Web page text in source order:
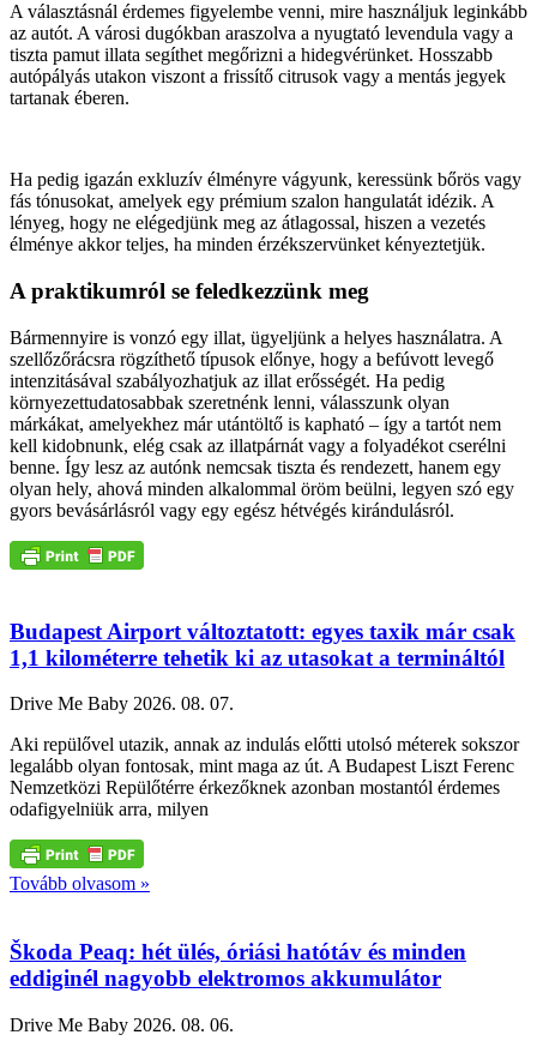
A választásnál érdemes figyelembe venni, mire használjuk leginkább
az autót. A városi dugókban araszolva a nyugtató levendula vagy a
tiszta pamut illata segíthet megőrizni a hidegvérünket. Hosszabb
autópályás utakon viszont a frissítő citrusok vagy a mentás jegyek
tartanak éberen.
Ha pedig igazán exkluzív élményre vágyunk, keressünk bőrös vagy
fás tónusokat, amelyek egy prémium szalon hangulatát idézik. A
lényeg, hogy ne elégedjünk meg az átlagossal, hiszen a vezetés
élménye akkor teljes, ha minden érzékszervünket kényeztetjük.
A praktikumról se feledkezzünk meg
Bármennyire is vonzó egy illat, ügyeljünk a helyes használatra. A
szellőzőrácsra rögzíthető típusok előnye, hogy a befúvott levegő
intenzitásával szabályozhatjuk az illat erősségét. Ha pedig
környezettudatosabbak szeretnénk lenni, válasszunk olyan
márkákat, amelyekhez már utántöltő is kapható – így a tartót nem
kell kidobnunk, elég csak az illatpárnát vagy a folyadékot cserélni
benne. Így lesz az autónk nemcsak tiszta és rendezett, hanem egy
olyan hely, ahová minden alkalommal öröm beülni, legyen szó egy
gyors bevásárlásról vagy egy egész hétvégés kirándulásról.
Budapest Airport változtatott: egyes taxik már csak
1,1 kilométerre tehetik ki az utasokat a termináltól
Drive Me Baby 2026. 08. 07.
Aki repülővel utazik, annak az indulás előtti utolsó méterek sokszor
legalább olyan fontosak, mint maga az út. A Budapest Liszt Ferenc
Nemzetközi Repülőtérre érkezőknek azonban mostantól érdemes
odafigyelniük arra, milyen
Tovább olvasom »
Škoda Peaq: hét ülés, óriási hatótáv és minden
eddiginél nagyobb elektromos akkumulátor
Drive Me Baby 2026. 08. 06.